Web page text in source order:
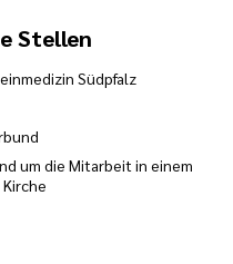
Stellen
Südpfalz
um die Mitarbeit in einem